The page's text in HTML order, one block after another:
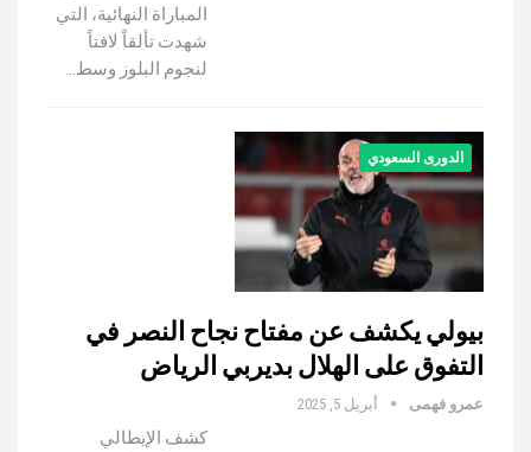
المباراة النهائية، التي
شهدت تألقاً لافتاً
لنجوم البلوز وسط…
الدورى السعودي
بيولي يكشف عن مفتاح نجاح النصر في
التفوق على الهلال بديربي الرياض
عمرو فهمى أبريل 5, 2025
كشف الإيطالي